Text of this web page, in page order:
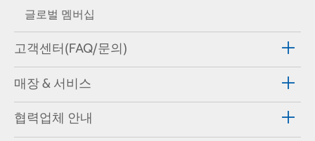
글로벌 멤버십
고객센터(FAQ/문의)
매장 & 서비스
협력업체 안내